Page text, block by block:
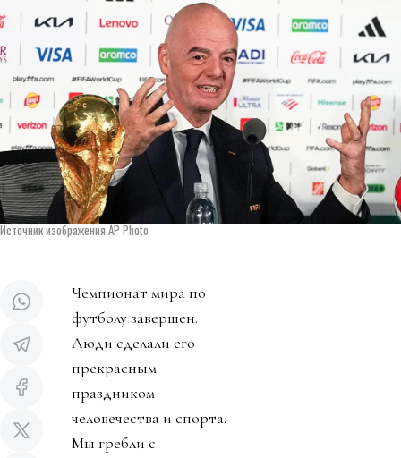
Источник изображения AP Photo
Чемпионат мира по
футболу завершен.
Люди сделали его
прекрасным
праздником
человечества и спорта.
Мы гребли с